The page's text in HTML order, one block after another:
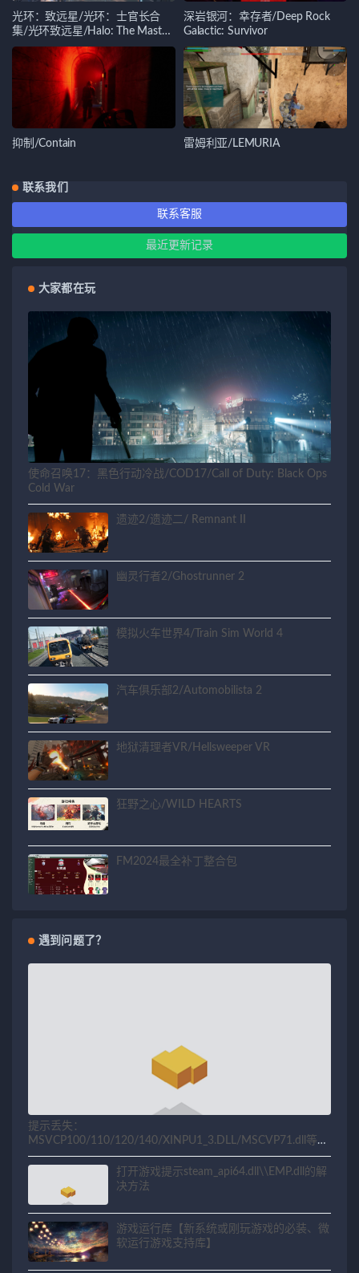
光环：致远星/光环：士官长合
集/光环致远星/Halo: The Master
Chief Collection
深岩银河：幸存者/Deep Rock
Galactic: Survivor
抑制/Contain 雷姆利亚/LEMURIA
联系我们
联系客服
最近更新记录
大家都在玩
使命召唤17：黑色行动冷战/COD17/Call of Duty: Black Ops
Cold War
遗迹2/遗迹二/ Remnant II
幽灵行者2/Ghostrunner 2
模拟火车世界4/Train Sim World 4
汽车俱乐部2/Automobilista 2
地狱清理者VR/Hellsweeper VR
狂野之心/WILD HEARTS
FM2024最全补丁整合包
遇到问题了？
提示丢失：
MSVCP100/110/120/140/XINPU1_3.DLL/MSCVP71.dll等相
关问题解决方法
打开游戏提示steam_api64.dll\\EMP.dll的解
决方法
游戏运行库【新系统或刚玩游戏的必装、微
软运行游戏支持库】